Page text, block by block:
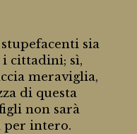
sia
cittadini; sì,
meraviglia,
di questa
non sarà
per intero.